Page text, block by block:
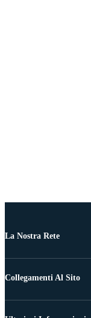
La Nostra Rete
Collegamenti Al Sito